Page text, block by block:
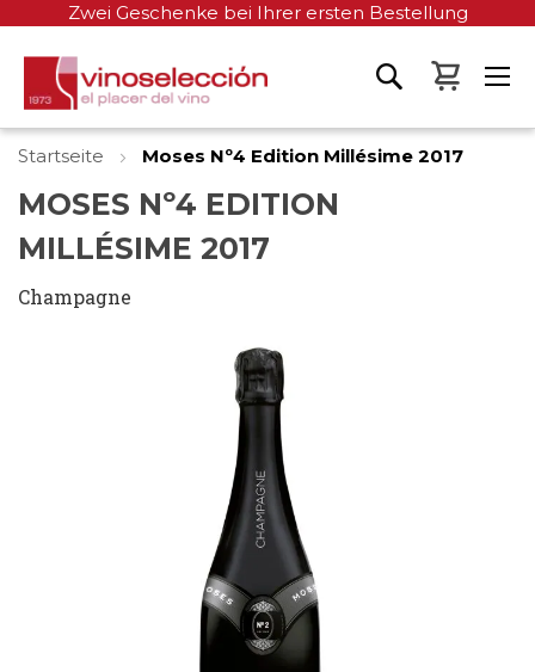
Zwei Geschenke bei Ihrer ersten Bestellung
Mein
Startseite Moses Nº4 Edition Millésime 2017
MOSES Nº4 EDITION
MILLÉSIME 2017
Champagne